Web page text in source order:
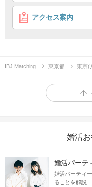
企画詳細アクセス案内
IBJ Matching 東京都 東京(
婚活
婚活パーテ
婚活パーティ
ることを解説